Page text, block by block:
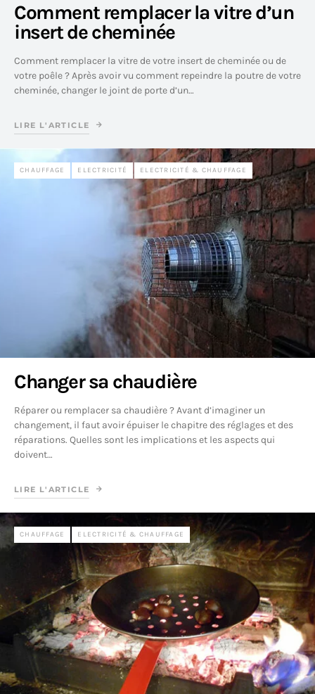
Comment remplacer la vitre d’un
insert de cheminée
Comment remplacer la vitre de votre insert de cheminée ou de
votre poêle ? Après avoir vu comment repeindre la poutre de votre
cheminée, changer le joint de porte d’un…
LIRE L'ARTICLE
CHAUFFAGE ELECTRICITÉ ELECTRICITÉ & CHAUFFAGE
Changer sa chaudière
Réparer ou remplacer sa chaudière ? Avant d’imaginer un
changement, il faut avoir épuiser le chapitre des réglages et des
réparations. Quelles sont les implications et les aspects qui
doivent…
LIRE L'ARTICLE
CHAUFFAGE ELECTRICITÉ & CHAUFFAGE